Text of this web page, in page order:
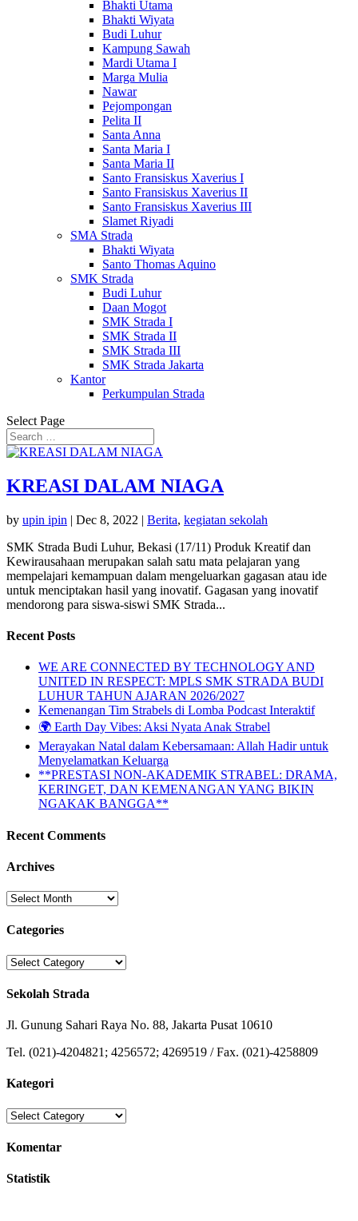
Bhakti Utama
Bhakti Wiyata
Budi Luhur
Kampung Sawah
Mardi Utama I
Marga Mulia
Nawar
Pejompongan
Pelita II
Santa Anna
Santa Maria I
Santa Maria II
Santo Fransiskus Xaverius I
Santo Fransiskus Xaverius II
Santo Fransiskus Xaverius III
Slamet Riyadi
SMA Strada
Bhakti Wiyata
Santo Thomas Aquino
SMK Strada
Budi Luhur
Daan Mogot
SMK Strada I
SMK Strada II
SMK Strada III
SMK Strada Jakarta
Kantor
Perkumpulan Strada
Select Page
KREASI DALAM NIAGA
by upin ipin | Dec 8, 2022 | Berita, kegiatan sekolah
SMK Strada Budi Luhur, Bekasi (17/11) Produk Kreatif dan
Kewirausahaan merupakan salah satu mata pelajaran yang
mempelajari kemampuan dalam mengeluarkan gagasan atau ide
untuk menciptakan hasil yang inovatif. Gagasan yang inovatif
mendorong para siswa-siswi SMK Strada...
Recent Posts
WE ARE CONNECTED BY TECHNOLOGY AND
UNITED IN RESPECT: MPLS SMK STRADA BUDI
LUHUR TAHUN AJARAN 2026/2027
Kemenangan Tim Strabels di Lomba Podcast Interaktif
🌍 Earth Day Vibes: Aksi Nyata Anak Strabel
Merayakan Natal dalam Kebersamaan: Allah Hadir untuk
Menyelamatkan Keluarga
**PRESTASI NON-AKADEMIK STRABEL: DRAMA,
KERINGET, DAN KEMENANGAN YANG BIKIN
NGAKAK BANGGA**
Recent Comments
Archives
Archives
Categories
Categories
Sekolah Strada
Jl. Gunung Sahari Raya No. 88, Jakarta Pusat 10610
Tel. (021)-4204821; 4256572; 4269519 / Fax. (021)-4258809
Kategori
Kategori
Komentar
Statistik